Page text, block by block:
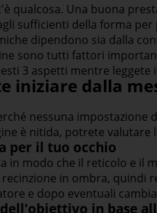
qualcosa. Una buona
sufficienti della forma
dipendono sia dalla
sono tutti fattori
3 aspetti mentre
iniziare dalla
nessuna
è nitida, potrete
per il tuo occhio
in modo che il reticolo e il
in ombra, quindi
e dopo eventuali
in base